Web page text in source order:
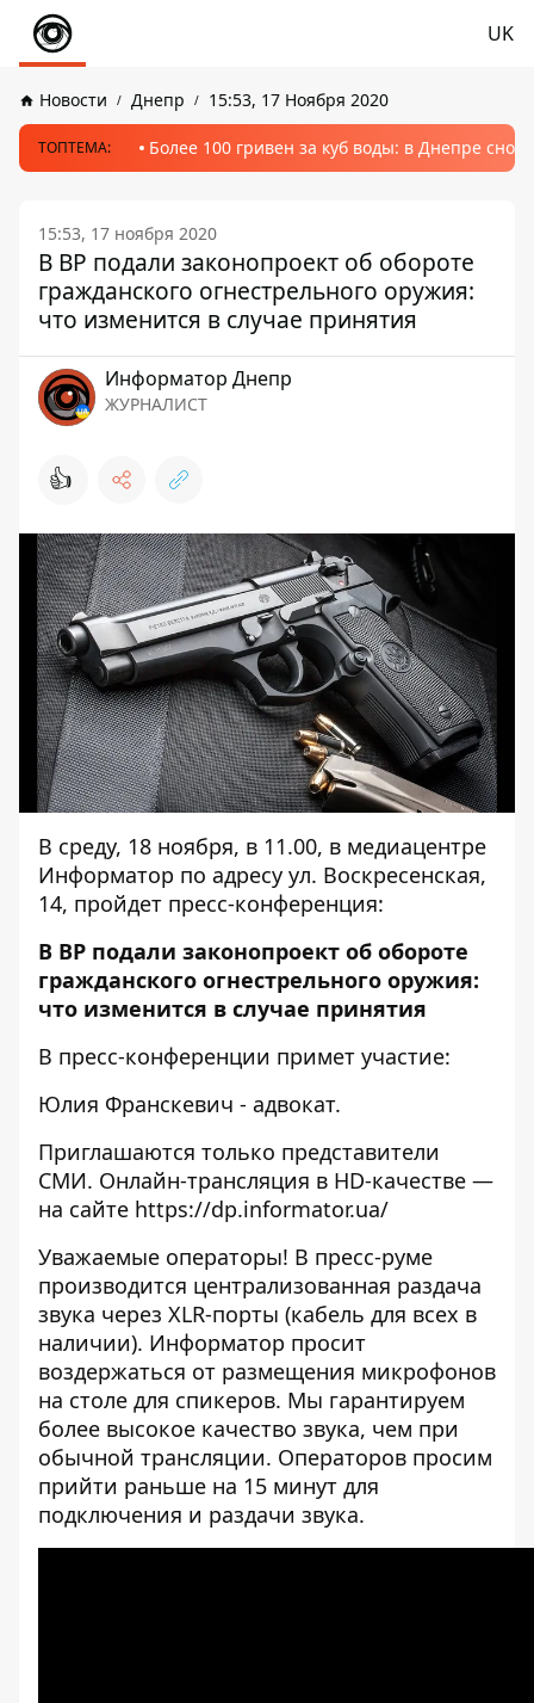
UK
Новости Днепр 15:53, 17 Ноября 2020
ТОПТЕМА: Более 100 гривен за куб воды: в Днепре
15:53, 17 ноября 2020
В ВР подали законопроект об обороте
гражданского огнестрельного оружия:
что изменится в случае принятия
Информатор Днепр
ЖУРНАЛИСТ
👍
В среду, 18 ноября, в 11.00, в медиацентре
Информатор по адресу ул. Воскресенская,
14, пройдет пресс-конференция:
В ВР подали законопроект об обороте
гражданского огнестрельного оружия:
что изменится в случае принятия
В пресс-конференции примет участие:
Юлия Франскевич - адвокат.
Приглашаются только представители
СМИ. Онлайн-трансляция в HD-качестве —
на сайте https://dp.informator.ua/
Уважаемые операторы! В пресс-руме
производится централизованная раздача
звука через XLR-порты (кабель для всех в
наличии). Информатор просит
воздержаться от размещения микрофонов
на столе для спикеров. Мы гарантируем
более высокое качество звука, чем при
обычной трансляции. Операторов просим
прийти раньше на 15 минут для
подключения и раздачи звука.